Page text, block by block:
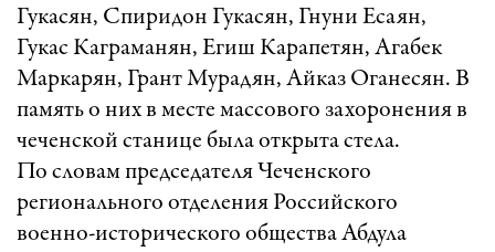
Гукасян, Спиридон Гукасян, Гнуни Есаян,
Гукас Каграманян, Егиш Карапетян, Агабек
Маркарян, Грант Мурадян, Айказ Оганесян. В
память о них в месте массового захоронения в
чеченской станице была открыта стела.
По словам председателя Чеченского
регионального отделения Российского
военно-исторического общества Абдула